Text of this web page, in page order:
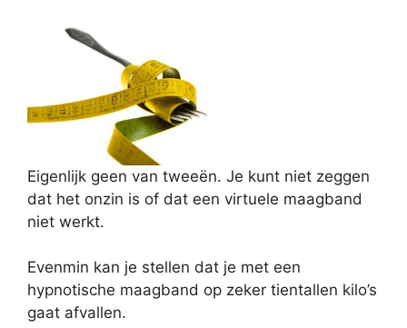
Eigenlijk geen van tweeën. Je kunt niet zeggen
dat het onzin is of dat een virtuele maagband
niet werkt.
Evenmin kan je stellen dat je met een
hypnotische maagband op zeker tientallen kilo’s
gaat afvallen.